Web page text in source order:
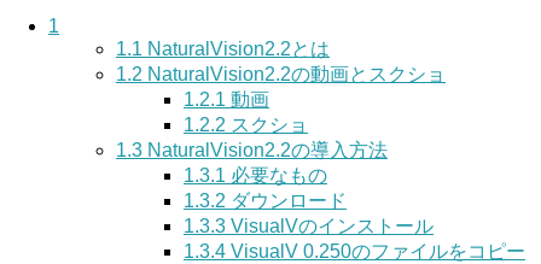
1
1.1 NaturalVision2.2とは
1.2 NaturalVision2.2の動画とスクショ
1.2.1 動画
1.2.2 スクショ
1.3 NaturalVision2.2の導入方法
1.3.1 必要なもの
1.3.2 ダウンロード
1.3.3 VisualVのインストール
1.3.4 VisualV 0.250のファイルをコピー